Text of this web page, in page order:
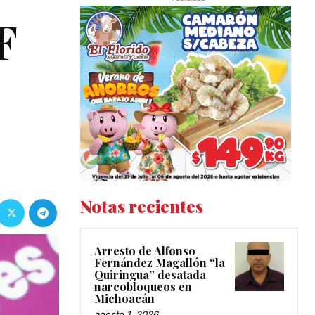
Notas recientes
Arresto de Alfonso
Fernández Magallón “la
Quiringua” desatada
narcobloqueos en
Michoacán